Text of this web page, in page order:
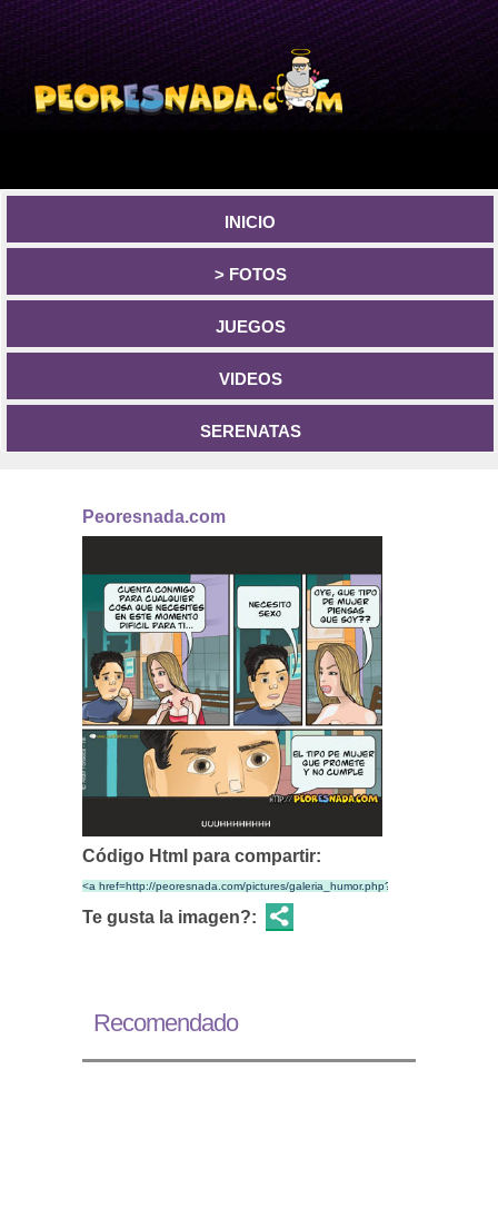
INICIO
> FOTOS
JUEGOS
VIDEOS
SERENATAS
Peoresnada.com
Código Html para compartir:
Te gusta la imagen?:
Recomendado